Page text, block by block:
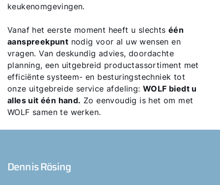
keukenomgevingen.
Vanaf het eerste moment heeft u slechts één
aanspreekpunt nodig voor al uw wensen en
vragen. Van deskundig advies, doordachte
planning, een uitgebreid productassortiment met
efficiënte systeem- en besturingstechniek tot
onze uitgebreide service afdeling: WOLF biedt u
alles uit één hand. Zo eenvoudig is het om met
WOLF samen te werken.
Dennis Rösing